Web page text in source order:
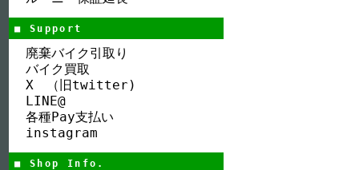
■ Support
廃棄バイク引取り
バイク買取
X （旧twitter)
LINE@
各種Pay支払い
instagram
■ Shop Info.